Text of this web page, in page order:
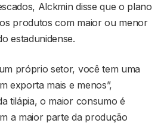
Alckmin disse que o plano
produtos com maior ou menor
estadunidense.
próprio setor, você tem uma
exporta mais e menos”,
tilápia, o maior consumo é
a maior parte da produção